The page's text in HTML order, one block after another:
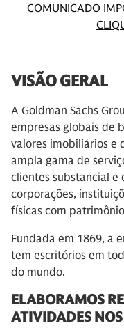
COMUNICADO
VISÃO GERAL
A Goldman Sachs
empresas globais de
valores imobiliários e
ampla gama de
clientes substancial e
corporações,
físicas com
Fundada em 1869, a
tem escritórios em
do mundo.
ELABORAMOS
ATIVIDADES